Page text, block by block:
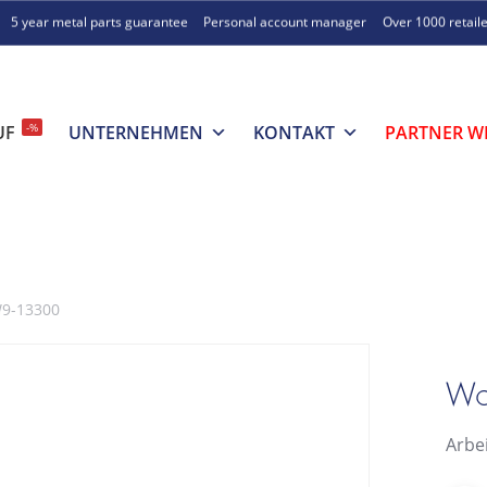
5 year metal parts guarantee Personal account manager Over 1000
-% UNTERNEHMEN KONTAKT PARTNER
13300